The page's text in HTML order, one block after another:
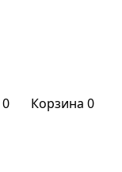
0 Корзина 0